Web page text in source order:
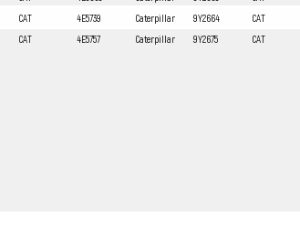
CAT 4E5739 Caterpillar 9Y2664 CAT
CAT 4E5757 Caterpillar 9Y2675 CAT